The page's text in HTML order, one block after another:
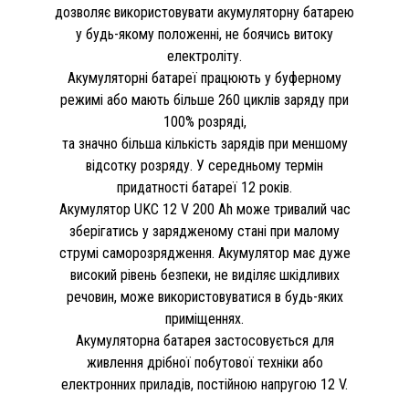
дозволяє використовувати акумуляторну батарею
у будь-якому положенні, не боячись витоку
електроліту.
Акумуляторні батареї працюють у буферному
режимі або мають більше 260 циклів заряду при
100% розряді,
та значно більша кількість зарядів при меншому
відсотку розряду. У середньому термін
придатності батареї 12 років.
Акумулятор UKC 12 V 200 Аh може тривалий час
зберігатись у зарядженому стані при малому
струмі саморозрядження. Акумулятор має дуже
високий рівень безпеки, не виділяє шкідливих
речовин, може використовуватися в будь-яких
приміщеннях.
Акумуляторна батарея застосовується для
живлення дрібної побутової техніки або
електронних приладів, постійною напругою 12 V.